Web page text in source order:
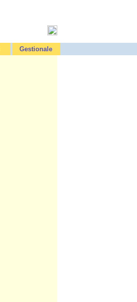
Gestionale